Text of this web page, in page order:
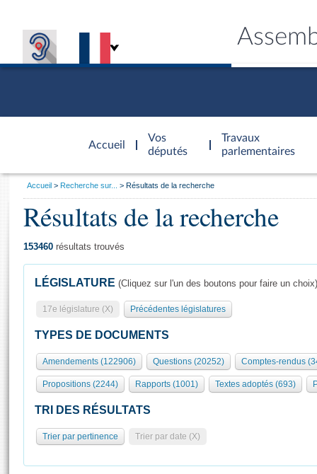
Accueil
d'accueil
Vos
députés
Travaux
parlementaires
Présidence
577 députés
Groupes politiques
Séance publique
Commissions et autres organes
Europe et International
Pétitions
Général
Rôle et pouvoirs de l'Assemblée
Organisation de l'Assemblée
Présidence Conférence des Présidents Bureau Collège des
Statistiques et chiffres clés
Visiter l'Assemblée
Visite virtuelle du palais Bourbon
Assister à une séance
Vous
Accueil Recherche sur... Résultats de la recherche
Résultats de la recherche
153460 résultats trouvés
LÉGISLATURE (Cliquez sur l'un des boutons pour faire un choix)
17e législature (X) Précédentes législatures
TYPES DE DOCUMENTS
Amendements (122906) Questions (20252) Comptes-rendus
Propositions (2244) Rapports (1001) Textes adoptés (693)
TRI DES RÉSULTATS
Trier par pertinence Trier par date (X)